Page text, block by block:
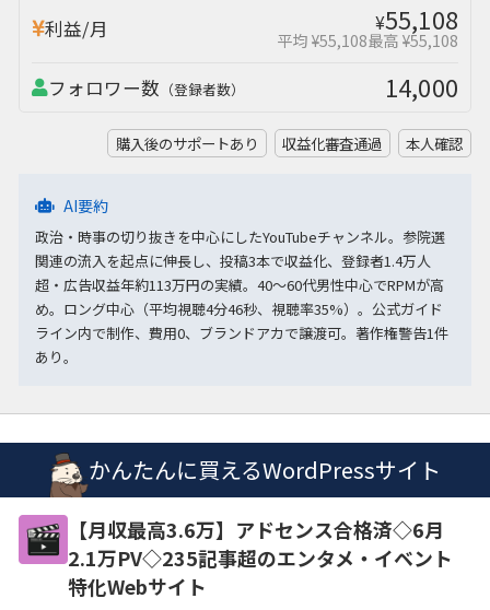
利益/月 ¥55,108
平均 ¥55,108最高 ¥55,108
フォロワー数 （登録者数） 14,000
購入後のサポートあり 収益化審査通過 本人確認
AI要約
政治・時事の切り抜きを中心にしたYouTubeチャンネル。参院選
関連の流入を起点に伸長し、投稿3本で収益化、登録者1.4万人
超・広告収益年約113万円の実績。40〜60代男性中心でRPMが高
め。ロング中心（平均視聴4分46秒、視聴率35%）。公式ガイド
ライン内で制作、費用0、ブランドアカで譲渡可。著作権警告1件
あり。
かんたんに買えるWordPressサイト
【月収最高3.6万】アドセンス合格済◇6月
2.1万PV◇235記事超のエンタメ・イベント
特化Webサイト